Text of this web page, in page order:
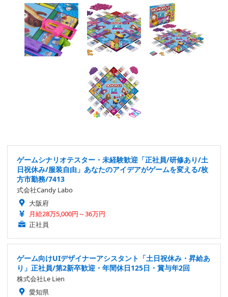
ゲームシナリオテスター・未経験歓迎「正社員/研修あり/土
日祝休み/服装自由」あなたのアイデアがゲームを変える/枚
方市勤務/7413
式会社Candy Labo
大阪府
月給28万5,000円～36万円
正社員
ゲーム向けUIデザイナーアシスタント「土日祝休み・昇給あ
り」正社員/第2新卒歓迎・年間休日125日・賞与年2回
株式会社Le Lien
愛知県